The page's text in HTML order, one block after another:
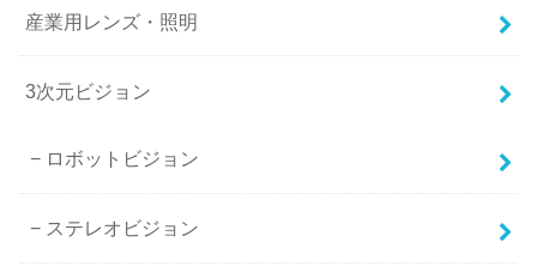
産業用レンズ・照明
3次元ビジョン
ロボットビジョン
ステレオビジョン